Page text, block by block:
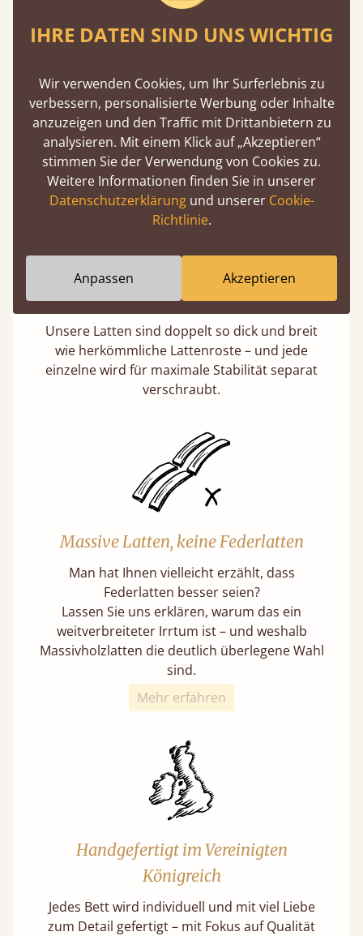
Außergewöhnliche Stabilität
Gewicht von 474 kg – das entspricht dem
Gewicht von etwa fünf Erwachsenen
gleichzeitig. Robust, stabil und gebaut, um
Generationen zu überdauern.
Extra stabile Latten
Unsere Latten sind doppelt so dick und breit
wie herkömmliche Lattenroste – und jede
einzelne wird für maximale Stabilität separat
verschraubt.
Massive Latten, keine Federlatten
Man hat Ihnen vielleicht erzählt, dass
Federlatten besser seien?
Lassen Sie uns erklären, warum das ein
weitverbreiteter Irrtum ist – und weshalb
Massivholzlatten die deutlich überlegene Wahl
sind.
Mehr erfahren
Handgefertigt im Vereinigten
Königreich
Jedes Bett wird individuell und mit viel Liebe
zum Detail gefertigt – mit Fokus auf Qualität
IHRE DATEN SIND UNS WICHTIG
Wir verwenden Cookies, um Ihr Surferlebnis zu
verbessern, personalisierte Werbung oder Inhalte
anzuzeigen und den Traffic mit Drittanbietern zu
analysieren. Mit einem Klick auf „Akzeptieren“
stimmen Sie der Verwendung von Cookies zu.
Weitere Informationen finden Sie in unserer
Datenschutzerklärungund unserer Cookie-
Richtlinie.
Anpassen Akzeptieren